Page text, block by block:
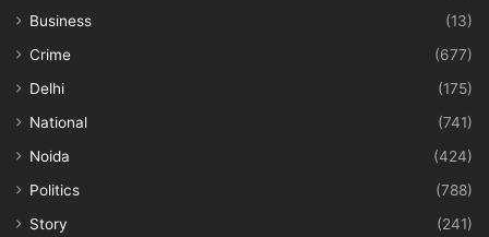
Business
(13)
Crime
(677)
Delhi
(175)
National
(741)
Noida
(424)
Politics
(788)
Story
(241)